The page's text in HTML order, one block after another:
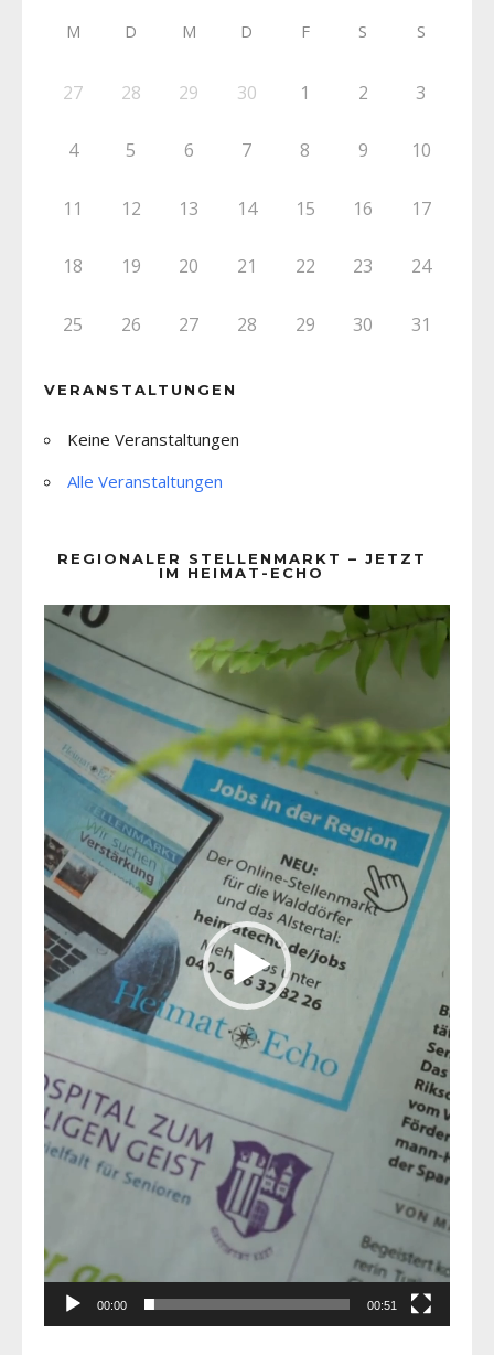
M D M D F S S
27 28 29 30 1 2 3
4 5 6 7 8 9 10
11 12 13 14 15 16 17
18 19 20 21 22 23 24
25 26 27 28 29 30 31
VERANSTALTUNGEN
Keine Veranstaltungen
Alle Veranstaltungen
REGIONALER STELLENMARKT – JETZT
IM HEIMAT-ECHO
Player
00:00 00:51